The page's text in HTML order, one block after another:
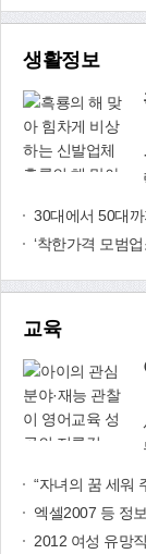
생활정보
흑룡의 해 맞아
신발업체
30대에서 50대
‘착한가격 모범
교육
야·재능 관찰이
영어교육 성공의
지름길
“자녀의 꿈 세워
엑셀2007 등 정
2012 여성 유망